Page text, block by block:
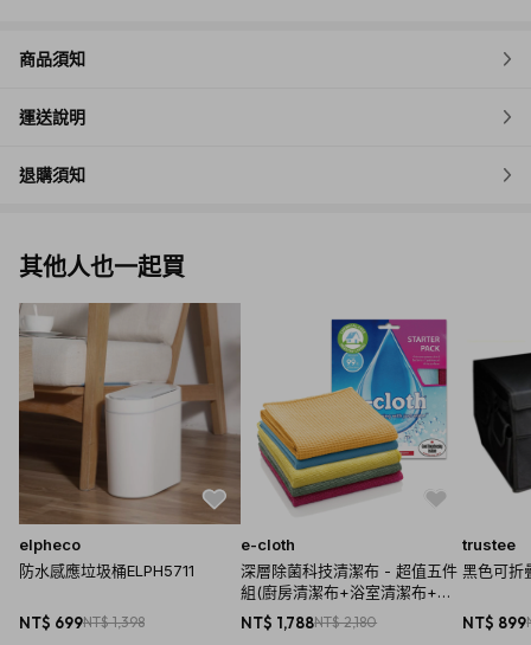
商品須知
運送說明
退購須知
其他人也一起買
elpheco
防水感應垃圾桶ELPH5711
NT$ 699NT$ 1,398
e-cloth
深層除菌科技清潔布 - 超值五件
組(廚房清潔布+浴室清潔布+萬
用清潔布+窗戶清潔布+玻璃拋光
布)
NT$ 1,788NT$ 2,180
trustee
黑色可折
NT$ 899